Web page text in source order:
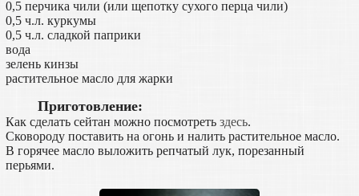
0,5 перчика чили (или щепотку сухого перца чили)
0,5 ч.л. куркумы
0,5 ч.л. сладкой паприки
вода
зелень кинзы
растительное масло для жарки
Приготовление:
Как сделать сейтан можно посмотреть здесь.
Сковороду поставить на огонь и налить растительное масло.
В горячее масло выложить репчатый лук, порезанный
перьями.